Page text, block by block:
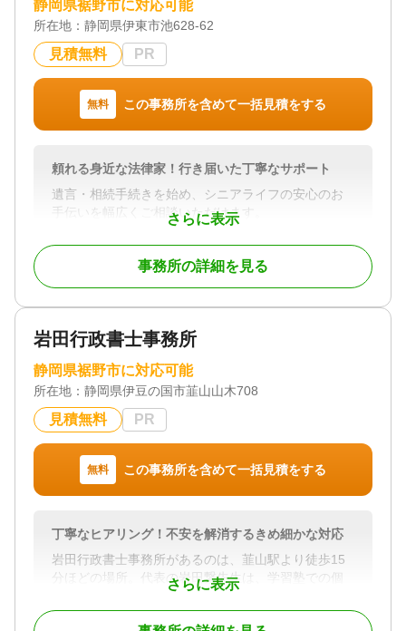
続財産調査、遺産分割協議書の作成、相続放棄、遺
留分侵害額請求、遺言無効の手続きまで、相続に関
する煩雑な作業を一括してお任せいただけます。
「何から手をつけていいかわからない」とお悩みの
方も、弁護士がスムーズに対応し、ご負担を軽減い
たします。
━━━━━━━━━━━━━━━━━━━
遺言書作成、財産管理委任契約、任意後見制度、死
後事務委任契約など、終活や生前対策についても幅
広くご相談いただけます。
将来のトラブルを防ぎ、安心した生活を送るため
に、生前からの備えはとても大切です。認知症など
死後事務を含めて弁護士が責任をもってご対応いた
対応地域
静岡県全域
対応業務
遺言書 / 遺産分割 / 生前贈与 / 紛争・争続 / 相続財産
調査 / 相続登記 / 相続放棄 / 成年後見 / 家族信託 / 相
続手続き / 銀行手続き / 戸籍収集 / 相続人調査 / 相続
対応体制
電話相談可 / 訪問可 / 土日相談可 / 初回相談無料 / オ
ンライン面談可 / 事務所面談可
静岡県裾野市に対応可能
所在地： 静岡県伊東市池628-62
見積無料 PR
無料 この事務所を含めて一括見積をする
さらに表示
頼れる身近な法律家！行き届いた丁寧なサポート
遺言・相続手続きを始め、シニアライフの安心のお
手伝いを幅広くご相談いただけます。
見守り・任意後見契約・死後事務委任契約など、ご
依頼者様の状況を親身に分析して、最適のプランを
ご提案致します。
エンディングノートやデジタル遺品についても、ご
たお手伝いを、力一杯させていただきます。
対応地域
東伊豆・南伊豆・沼津・三島・函南エリア
対応業務
遺言書 / 遺産分割 / 相続財産調査 / 相続手続き / 銀行
手続き / 戸籍収集 / 相続人調査
対応体制
時以降相談可 / オンライン面談可 / 事務所面談可
事務所の詳細を見る
岩田行政書士事務所
静岡県裾野市に対応可能
所在地： 静岡県伊豆の国市韮山山木708
見積無料 PR
無料 この事務所を含めて一括見積をする
さらに表示
丁寧なヒアリング！不安を解消するきめ細かな対応
岩田行政書士事務所があるのは、韮山駅より徒歩15
分ほどの場所。代表の岩田繋先生は、学習塾での個
別指導の経験を活かし、地域の人々の困りごとや心
配ごとに寄り添うスタイルで相談対応をされていま